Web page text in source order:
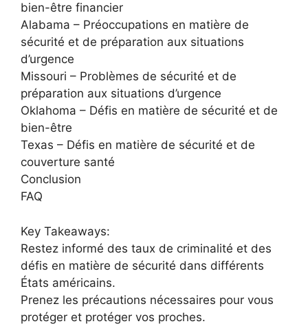
bien-être financier
Alabama – Préoccupations en matière de
sécurité et de préparation aux situations
d’urgence
Missouri – Problèmes de sécurité et de
préparation aux situations d’urgence
Oklahoma – Défis en matière de sécurité et de
bien-être
Texas – Défis en matière de sécurité et de
couverture santé
Conclusion
FAQ
Key Takeaways:
Restez informé des taux de criminalité et des
défis en matière de sécurité dans différents
États américains.
Prenez les précautions nécessaires pour vous
protéger et protéger vos proches.